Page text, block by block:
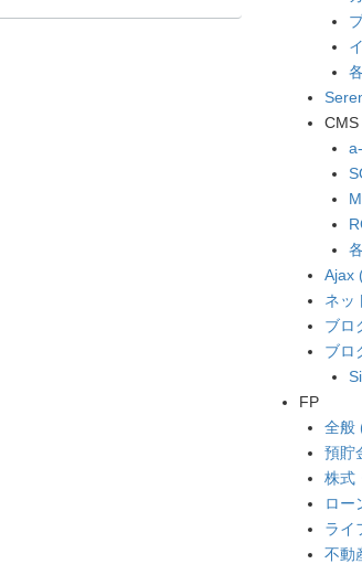
CMS
Ajax
ネッ
ブロ
ブロ
FP
全般
預貯
株式
ロー
ライ
不動